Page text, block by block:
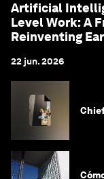
Artificial
Level Work: A
Reinventing
22 jun. 2026